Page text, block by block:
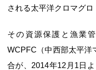
される太平洋クロマグロ
その資源保護と漁業
WCPFC（中西部太平洋
合が、2014年12月1日